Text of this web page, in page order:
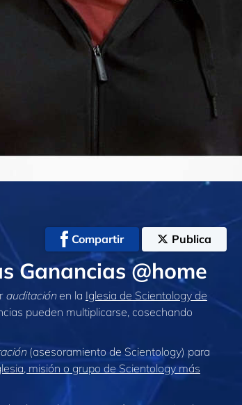
Video
Compartir Publica
Ganancias @home
auditaciónen la Iglesia de Scientology de
pueden multiplicarse, cosechando
(asesoramiento de Scientology) para
misión o grupo de Scientology más